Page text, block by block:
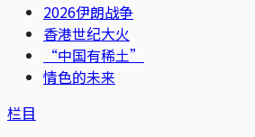
2026伊朗战争
香港世纪大火
“中国有稀土”
情色的未来
栏目